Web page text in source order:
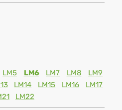
LM5 LM6 LM7 LM8
LM9
LM14 LM15 LM16
LM17
LM22